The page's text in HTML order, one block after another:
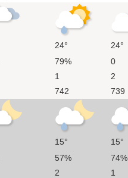
24° 24°
79% 0
1 2
742 739
15° 15°
57% 74%
2 1